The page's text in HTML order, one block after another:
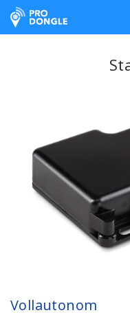
ProDongle Track
Vollautonom